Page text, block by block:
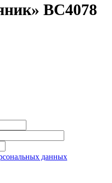
ВС4078
данных